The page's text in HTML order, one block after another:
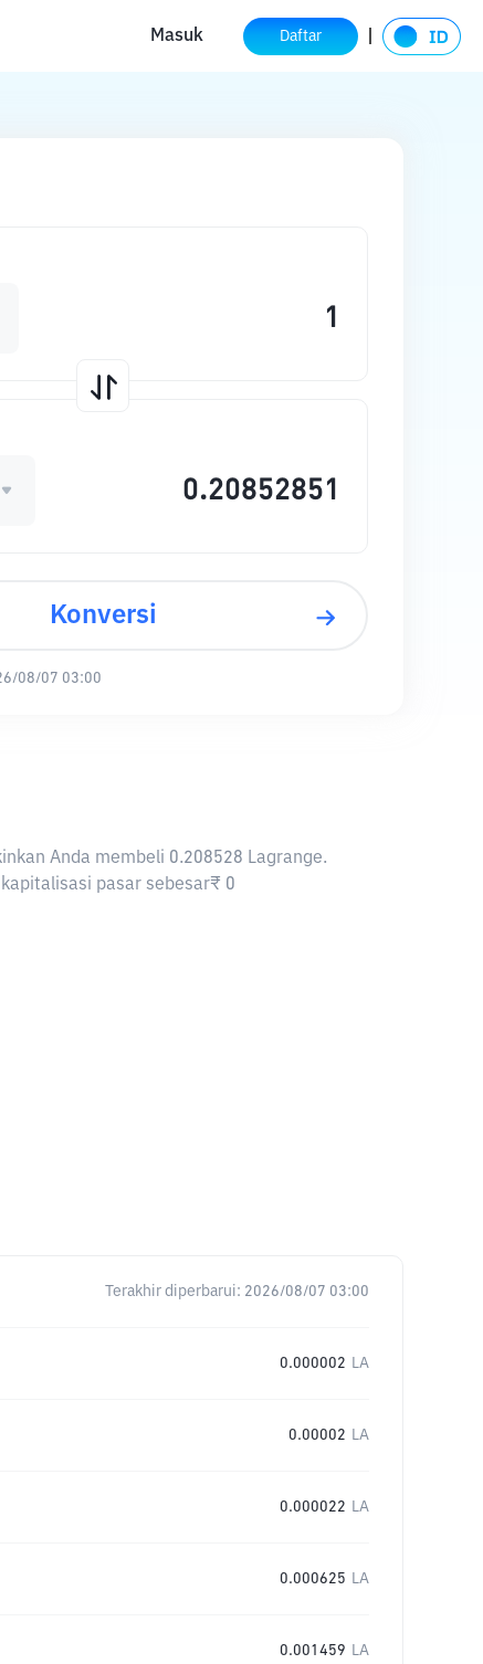
Masuk Daftar
Konversi
08/07 03:00
Anda membeli 0.208528 Lagrange.
pasar sebesar₹ 0
Terakhir diperbarui: 2026/08/07 03:00
0.000002 LA
0.00002 LA
0.000022 LA
0.000625 LA
0.001459 LA